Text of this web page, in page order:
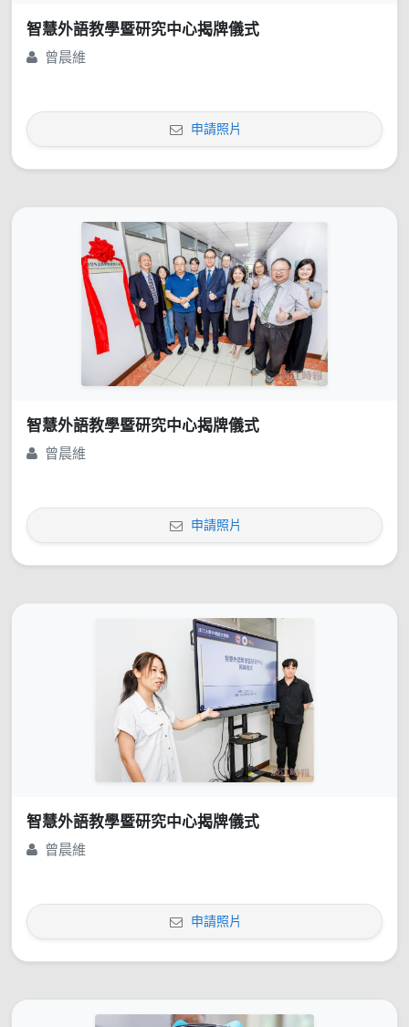
智慧外語教學暨研究中心揭牌儀式
曾晨維
申請照片
智慧外語教學暨研究中心揭牌儀式
曾晨維
申請照片
智慧外語教學暨研究中心揭牌儀式
曾晨維
申請照片